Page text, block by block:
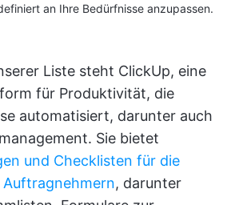
an Ihre Bedürfnisse anzupassen.
Liste steht ClickUp, eine
für Produktivität, die
automatisiert, darunter auch
Sie bietet
und Checklisten für die
, darunter